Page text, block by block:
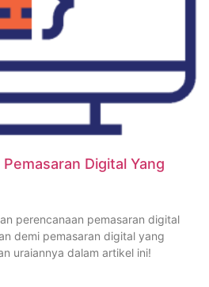
Digital Yang
perencanaan pemasaran digital
demi pemasaran digital yang
uraiannya dalam artikel ini!